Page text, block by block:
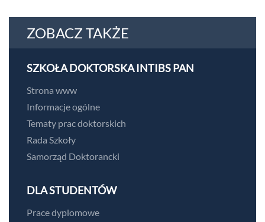
ZOBACZ TAKŻE
SZKOŁA DOKTORSKA INTIBS PAN
Strona www
Informacje ogólne
Tematy prac doktorskich
Rada Szkoły
Samorząd Doktorancki
DLA STUDENTÓW
Prace dyplomowe